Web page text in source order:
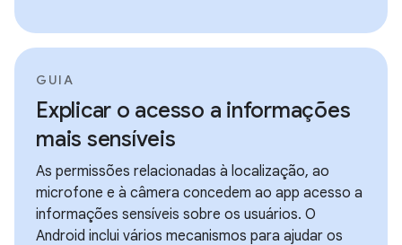
GUIA
Explicar o acesso a informações
mais sensíveis
As permissões relacionadas à localização, ao
microfone e à câmera concedem ao app acesso a
informações sensíveis sobre os usuários. O
Android inclui vários mecanismos para ajudar os